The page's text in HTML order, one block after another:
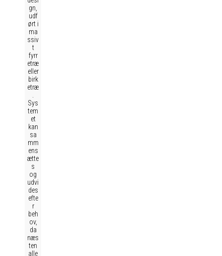
gn,
udf
ørt i
ma
ssiv
t
fyrr
etræ
eller
birk
etræ
Sys
tem
et
kan
sa
mm
ens
ætte
s
og
udvi
des
efte
r
beh
ov,
da
næs
ten
alle